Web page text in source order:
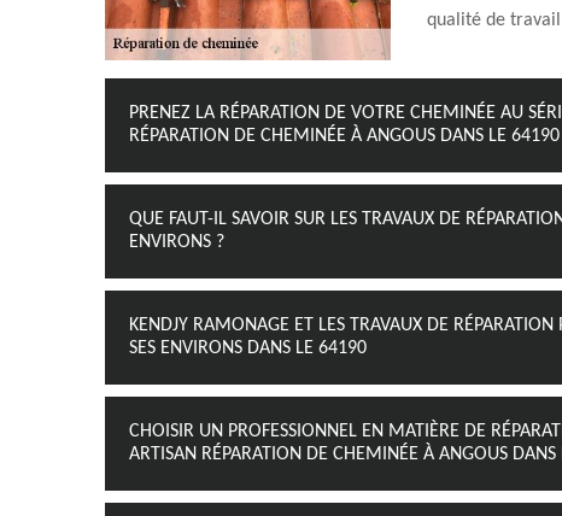
qualité de
PRENEZ LA RÉPARATION DE VOTRE CHEMINÉE AU
RÉPARATION DE CHEMINÉE À ANGOUS DANS LE
QUE FAUT-IL SAVOIR SUR LES TRAVAUX DE
ENVIRONS ?
KENDJY RAMONAGE ET LES TRAVAUX DE
SES ENVIRONS DANS LE 64190
CHOISIR UN PROFESSIONNEL EN MATIÈRE DE
ARTISAN RÉPARATION DE CHEMINÉE À ANGOUS